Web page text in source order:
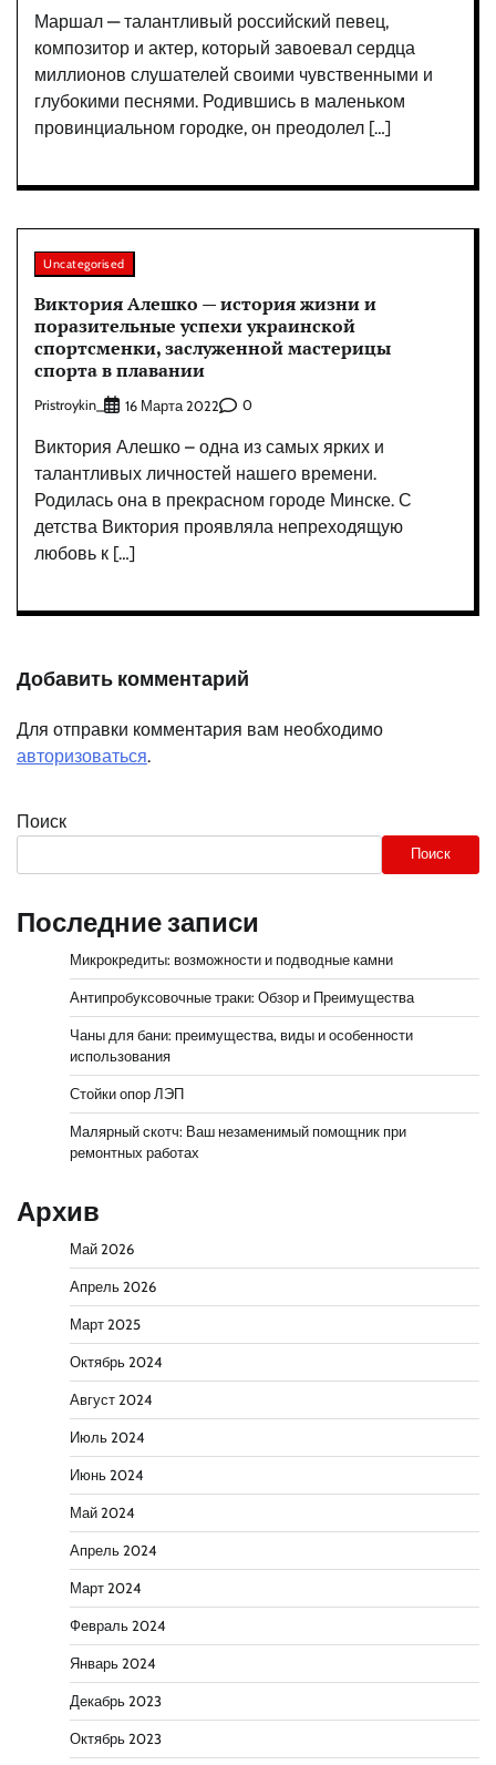
Маршал — талантливый российский певец,
композитор и актер, который завоевал сердца
миллионов слушателей своими чувственными и
глубокими песнями. Родившись в маленьком
провинциальном городке, он преодолел […]
Uncategorised
Виктория Алешко — история жизни и
поразительные успехи украинской
спортсменки, заслуженной мастерицы
спорта в плавании
Pristroykin_ 16 Марта 2022 0
Виктория Алешко – одна из самых ярких и
талантливых личностей нашего времени.
Родилась она в прекрасном городе Минске. С
детства Виктория проявляла непреходящую
любовь к […]
Добавить комментарий
Для отправки комментария вам необходимо
авторизоваться.
Поиск
Поиск
Последние записи
Микрокредиты: возможности и подводные камни
Антипробуксовочные траки: Обзор и Преимущества
Чаны для бани: преимущества, виды и особенности
использования
Стойки опор ЛЭП
Малярный скотч: Ваш незаменимый помощник при
ремонтных работах
Архив
Май 2026
Апрель 2026
Март 2025
Октябрь 2024
Август 2024
Июль 2024
Июнь 2024
Май 2024
Апрель 2024
Март 2024
Февраль 2024
Январь 2024
Декабрь 2023
Октябрь 2023